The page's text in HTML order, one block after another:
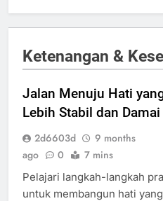
Ketenangan &
Jalan Menuju Hati
Lebih Stabil dan Damai
2d6603d
9 months
ago
0 7 mins
Pelajari langkah-langkah
untuk membangun hati